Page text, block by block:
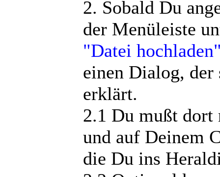
2. Sobald Du
der Menüleiste
"Datei
einen Dialog,
erklärt.
2.1 Du mußt
und auf Deinem
die Du ins